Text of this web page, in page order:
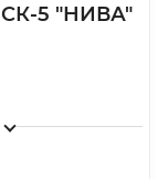
СК-5 "НИВА"